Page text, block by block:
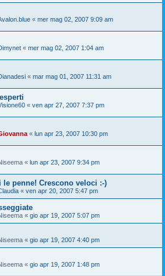
« mer mag 02, 2007 9:09 am
« mer mag 02, 2007 1:04 am
« mar mag 01, 2007 11:31 am
« ven apr 27, 2007 7:37 pm
« lun apr 23, 2007 10:30 pm
« lun apr 23, 2007 9:34 pm
le penne! Crescono veloci :-)
« ven apr 20, 2007 5:47 pm
« gio apr 19, 2007 5:07 pm
« gio apr 19, 2007 4:40 pm
« gio apr 19, 2007 1:48 pm